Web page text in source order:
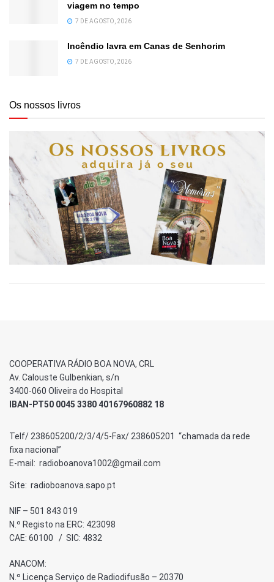
viagem no tempo
7 DE AGOSTO, 2026
Incêndio lavra em Canas de Senhorim
7 DE AGOSTO, 2026
Os nossos livros
COOPERATIVA RÁDIO BOA NOVA, CRL
Av. Calouste Gulbenkian, s/n
3400-060 Oliveira do Hospital
IBAN-PT50 0045 3380 40167960882 18
Telf/ 238605200/2/3/4/5-Fax/ 238605201 “chamada da rede
fixa nacional”
E-mail: radioboanova1002@gmail.com
Site: radioboanova.sapo.pt
NIF – 501 843 019
N.º Registo na ERC: 423098
CAE: 60100 / SIC: 4832
ANACOM:
N.º Licença Serviço de Radiodifusão – 20370